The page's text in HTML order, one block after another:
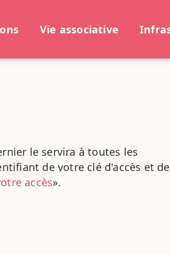
Vie associative
le servira à toutes les
de votre clé d'accès et de
accès».